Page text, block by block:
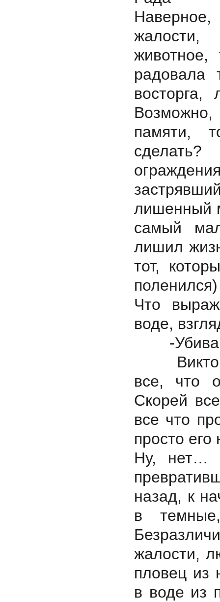
Наверное,
жалости,
радовала
памяти,
лишенный
самый
лишил
тот,
Что
воде,
-
Виктор
все, что
Скорей
все что
просто
Ну, нет…
назад, к
в
жалости,
пловец из
в воде из